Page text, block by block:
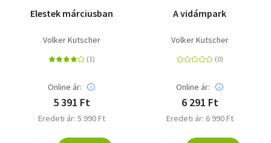
Elestek márciusban
Volker Kutscher
Online ár:
5 391 Ft
Eredeti ár: 5 990 Ft
A vidámpark
Volker Kutscher
Online ár:
6 291 Ft
Eredeti ár: 6 990 Ft